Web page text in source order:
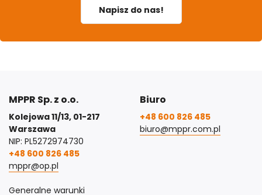
Napisz do nas!
MPPR Sp. z o.o.
Kolejowa 11/13, 01-217
Warszawa
NIP: PL5272974730
+48 600 826 485
mppr@op.pl
Generalne warunki
Biuro
+48 600 826 485
biuro@mppr.com.pl